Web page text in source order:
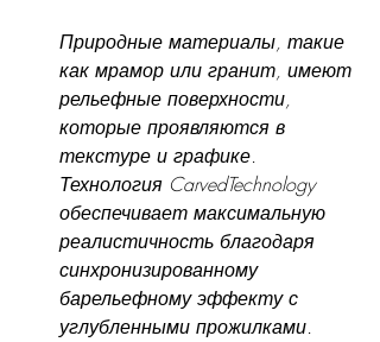
Природные материалы, такие
как мрамор или гранит, имеют
рельефные поверхности,
которые проявляются в
текстуре и графике.
Технология CarvedTechnology
обеспечивает максимальную
реалистичность благодаря
синхронизированному
барельефному эффекту с
углубленными прожилками.